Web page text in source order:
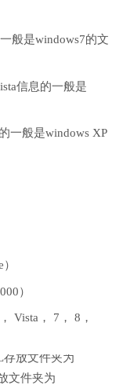
般是windows7的文
信息的一般是
一般是windows XP
）
Vista， 7， 8，
存放文件夹为
文件夹为